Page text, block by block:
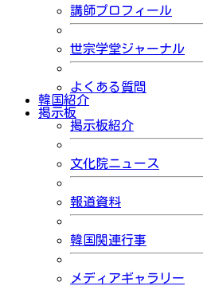
講師プロフィール
世宗学堂ジャーナル
よくある質問
韓国紹介
掲示板
掲示板紹介
文化院ニュース
報道資料
韓国関連行事
メディアギャラリー